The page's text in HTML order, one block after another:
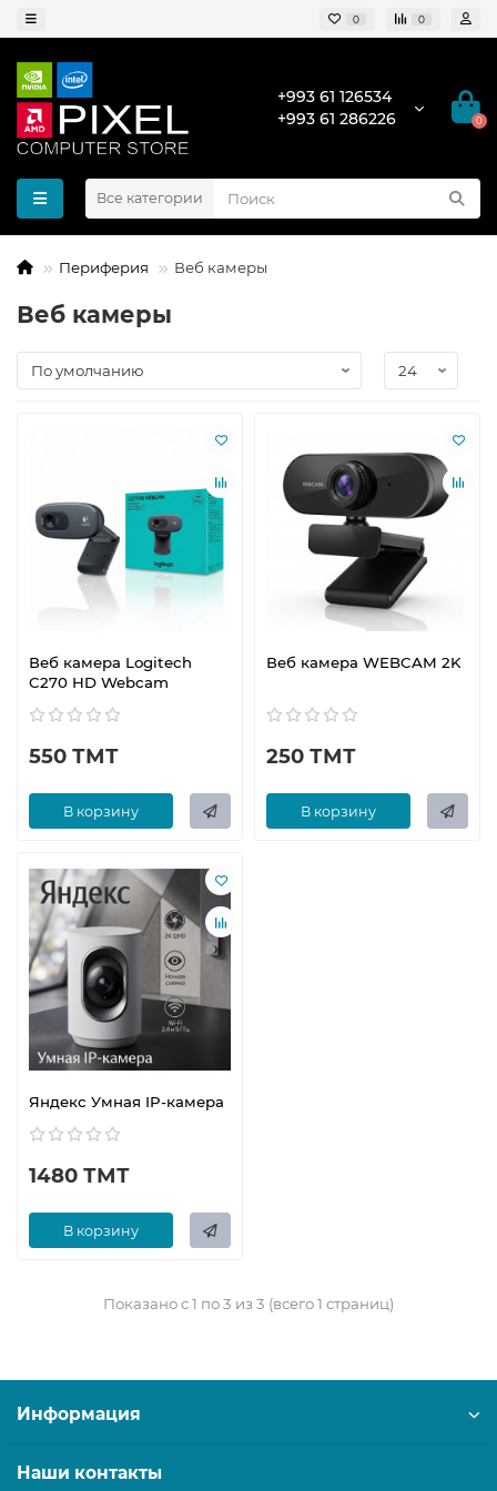
0 0
+993 61 126534
+993 61 286226
0
Все категории
Периферия Веб камеры
Веб камеры
Веб камера Logitech
C270 HD Webcam
550 ТМТ
В корзину
Веб камера WEBCAM 2K
250 ТМТ
В корзину
Яндекс Умная IP-камера
1480 ТМТ
В корзину
Показано с 1 по 3 из 3 (всего 1 страниц)
Информация
Наши контакты